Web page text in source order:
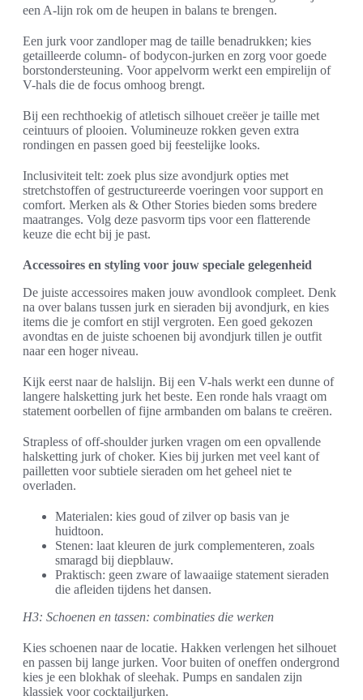
een A-lijn rok om de heupen in balans te brengen.
Een jurk voor zandloper mag de taille benadrukken; kies
getailleerde column- of bodycon-jurken en zorg voor goede
borstondersteuning. Voor appelvorm werkt een empirelijn of
V-hals die de focus omhoog brengt.
Bij een rechthoekig of atletisch silhouet creëer je taille met
ceintuurs of plooien. Volumineuze rokken geven extra
rondingen en passen goed bij feestelijke looks.
Inclusiviteit telt: zoek plus size avondjurk opties met
stretchstoffen of gestructureerde voeringen voor support en
comfort. Merken als & Other Stories bieden soms bredere
maatranges. Volg deze pasvorm tips voor een flatterende
keuze die echt bij je past.
Accessoires en styling voor jouw speciale gelegenheid
De juiste accessoires maken jouw avondlook compleet. Denk
na over balans tussen jurk en sieraden bij avondjurk, en kies
items die je comfort en stijl vergroten. Een goed gekozen
avondtas en de juiste schoenen bij avondjurk tillen je outfit
naar een hoger niveau.
Kijk eerst naar de halslijn. Bij een V-hals werkt een dunne of
langere halsketting jurk het beste. Een ronde hals vraagt om
statement oorbellen of fijne armbanden om balans te creëren.
Strapless of off-shoulder jurken vragen om een opvallende
halsketting jurk of choker. Kies bij jurken met veel kant of
pailletten voor subtiele sieraden om het geheel niet te
overladen.
Materialen: kies goud of zilver op basis van je
huidtoon.
Stenen: laat kleuren de jurk complementeren, zoals
smaragd bij diepblauw.
Praktisch: geen zware of lawaaiige statement sieraden
die afleiden tijdens het dansen.
H3: Schoenen en tassen: combinaties die werken
Kies schoenen naar de locatie. Hakken verlengen het silhouet
en passen bij lange jurken. Voor buiten of oneffen ondergrond
kies je een blokhak of sleehak. Pumps en sandalen zijn
klassiek voor cocktailjurken.